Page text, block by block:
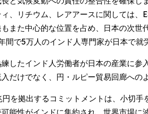
、リチウム、レアアースに関しては
また中心的な位置を占め、日本の次
間で5万人のインド人専門家が日本で
したインド人労働者が日本の産業に
だけでなく、円・ルピー貿易回廊への
を拠出するコミットメントは、小切
能性がインドに集約され、世界市場